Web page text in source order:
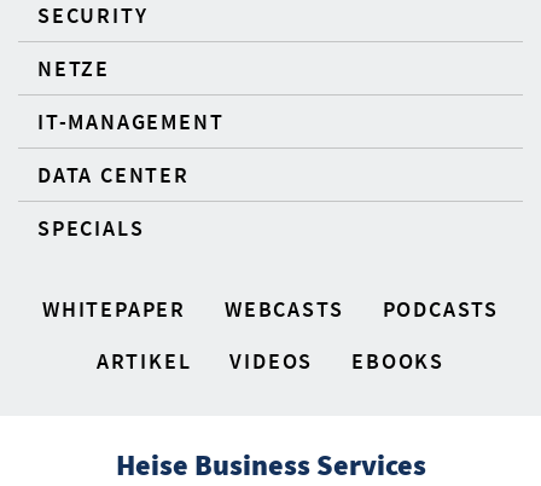
SECURITY
NETZE
IT-MANAGEMENT
DATA CENTER
SPECIALS
WHITEPAPER WEBCASTS
PODCASTS
ARTIKEL
VIDEOS EBOOKS
Heise Business Services